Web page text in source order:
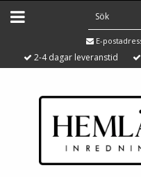
E-
2-4 dagar leveranstid